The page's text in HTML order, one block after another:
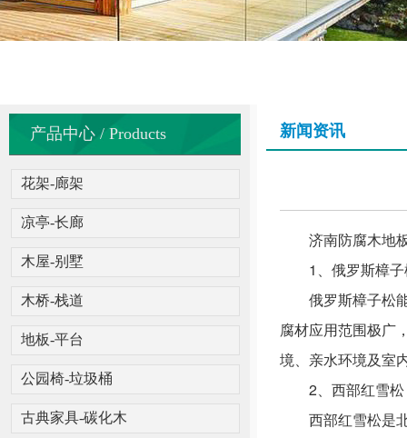
产品中心 / Products
花架-廊架
凉亭-长廊
木屋-别墅
木桥-栈道
地板-平台
公园椅-垃圾桶
古典家具-碳化木
新闻资讯
济南防腐木地
1、俄罗斯樟子
俄罗斯樟子松能
腐材应用范围极广
境、亲水环境及室
2、西部红雪松
西部红雪松是北